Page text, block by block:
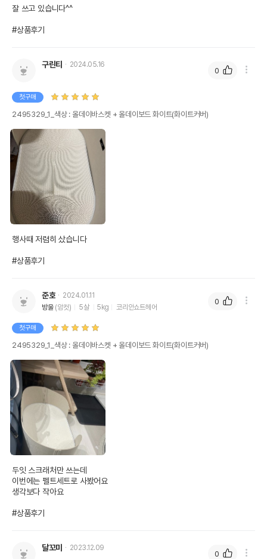
잘 쓰고 있습니다^^
#상품후기
구린티 2024.05.16
첫구매
2495329_1_색상 : 올데이바스켓 + 올데이보드 화이트(화이트커버)
행사때 저렴히 샀습니다
#상품후기
0
준호
2024.01.11
방울 (암컷) 5살 5kg 코리안쇼트헤어
첫구매
2495329_1_색상 : 올데이바스켓 + 올데이보드 화이트(화이트커버)
두잇 스크래처만 쓰는데
이번에는 펠트세트로 사봤어요
생각보다 작아요
#상품후기
0
달꼬미 2023.12.09
0